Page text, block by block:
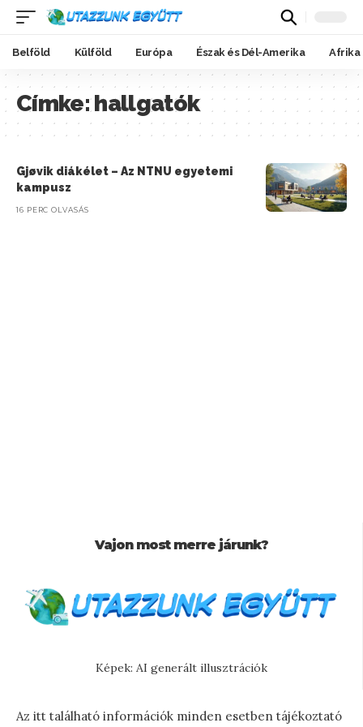
Belföld Külföld Európa Észak és Dél-Amerika Afrika
Címke:hallgatók
Gjøvik diákélet – Az NTNU egyetemi
kampusz
16 PERC OLVASÁS
Vajon most merre járunk?
Képek: AI generált illusztrációk
Az itt található információk minden esetben tájékoztató